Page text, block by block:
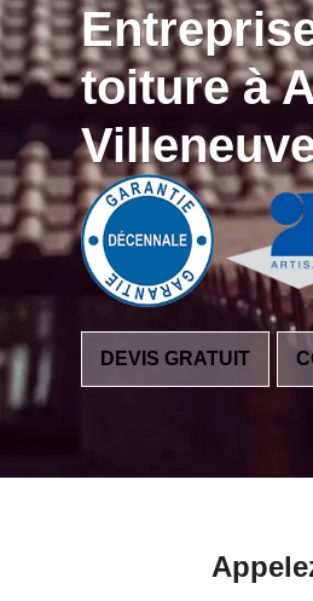
toiture à
DEVIS GRATUIT